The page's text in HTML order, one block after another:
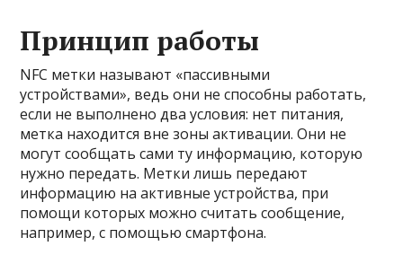
Принцип работы
NFC метки называют «пассивными
устройствами», ведь они не способны работать,
если не выполнено два условия: нет питания,
метка находится вне зоны активации. Они не
могут сообщать сами ту информацию, которую
нужно передать. Метки лишь передают
информацию на активные устройства, при
помощи которых можно считать сообщение,
например, с помощью смартфона.